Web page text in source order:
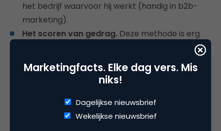
het bedrijf waarvoor hij werkt (handig in b2b-
marketing).
Het scoren van gedrag. Deze methode is erg
geschikt als je zachte waarden wilt meten, zoals
productvoorkeur. Bij deze aanpak ken je aan
verschillende handelingen punten toe: het lezen
downloaden van de productbrochure 3 punten.
Afhankelijk van de drempelwaarde die je instelt,
Marketingfacts. Elke dag vers. Mis
niks!
Dagelijkse nieuwsbrief
Wekelijkse nieuwsbrief